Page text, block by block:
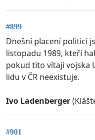
#899
Dnešní placení politici
listopadu 1989, kteří
pokud tito vítají vojska
lidu v ČR neexistuje.
Ivo Ladenberger
#901